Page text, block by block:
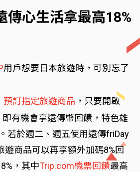
傳心生活拿最高18%
用戶想要日本旅遊時，可別忘了
預訂指定旅遊商品 ，只要開啟
有機會享遠傳幣回饋，特色雄
若於週二、週五使用遠傳friDay
遊商品可以再享額外加碼8%回
，其中Trip.com機票回饋最高